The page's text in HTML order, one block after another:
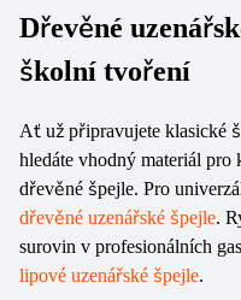
Dřevěné
školní tvoření
Ať už připravujete klasické
hledáte vhodný materiál pro
dřevěné špejle. Pro
dřevěné uzenářské špejle.
surovin v profesionálních
lipové uzenářské špejle.